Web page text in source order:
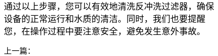
通过以上步骤，您可以有效地清洗反冲洗过滤器，确保
设备的正常运行和水质的清洁。同时，我们也要提醒
您，在操作过程中要注意安全，避免发生意外事故。
上一篇：